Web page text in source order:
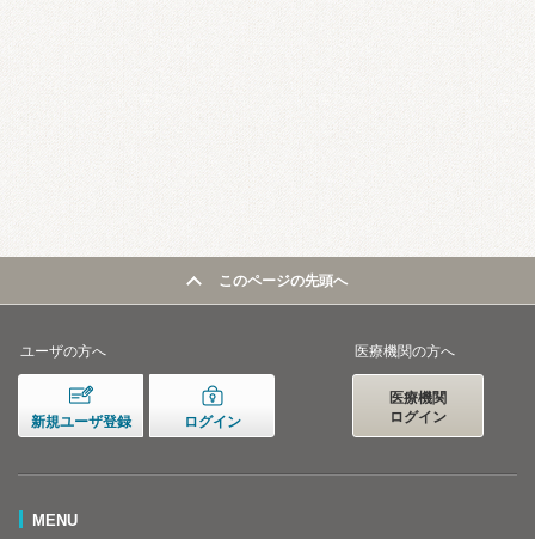
このページの先頭へ
ユーザの方へ
新規ユーザ登録 ログイン
医療機関の方へ
医療機関
ログイン
MENU